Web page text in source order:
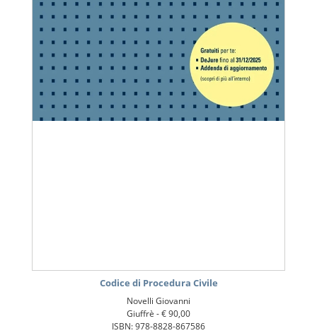
Codice di Procedura Civile
Novelli Giovanni
Giuffrè -€ 90,00
ISBN: 978-8828-867586